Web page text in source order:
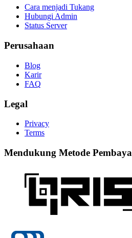
Cara menjadi Tukang
Hubungi Admin
Status Server
Perusahaan
Blog
Karir
FAQ
Legal
Privacy
Terms
Mendukung Metode